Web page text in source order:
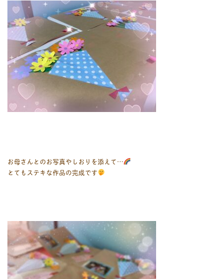
お母さんとのお写真やしおりを添えて…
とてもステキな作品の完成です